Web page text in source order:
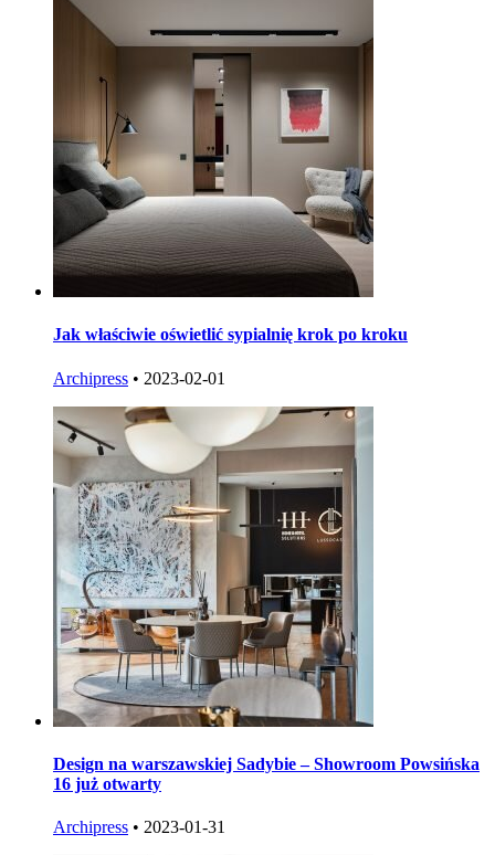
Jak właściwie oświetlić sypialnię krok po kroku
Archipress • 2023-02-01
Design na warszawskiej Sadybie – Showroom Powsińska
16 już otwarty
Archipress • 2023-01-31